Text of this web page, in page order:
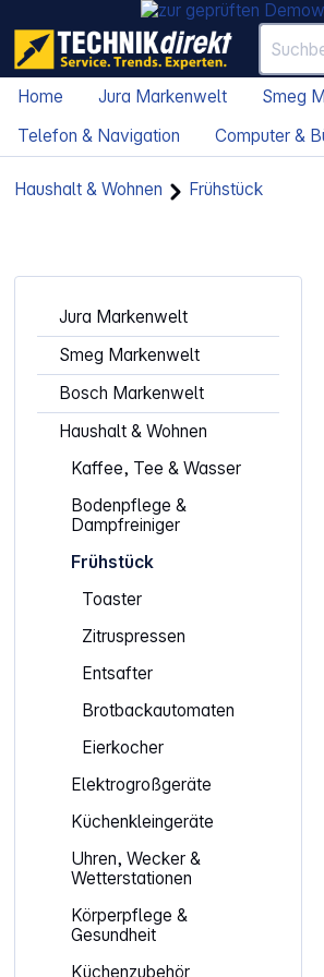
Home Jura Markenwelt Smeg
Telefon & Navigation
Computer &
Haushalt & Wohnen Frühstück
Jura Markenwelt
Smeg Markenwelt
Bosch Markenwelt
Haushalt & Wohnen
Kaffee, Tee & Wasser
Bodenpflege &
Dampfreiniger
Frühstück
Toaster
Zitruspressen
Entsafter
Brotbackautomaten
Eierkocher
Elektrogroßgeräte
Küchenkleingeräte
Uhren, Wecker &
Wetterstationen
Körperpflege &
Gesundheit
Küchenzubehör